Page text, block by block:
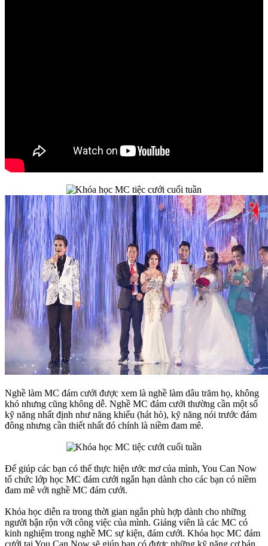
Nghề làm MC đám cưới được xem là nghề làm dâu trăm họ, không
khó nhưng cũng không dễ. Nghề MC đám cưới thường cần một số
kỹ năng nhất định như năng khiếu (hát hò), kỹ năng nói trước đám
đông nhưng cần thiết nhất đó chính là niềm đam mê.
Để giúp các bạn có thể thực hiện ước mơ của mình, You Can Now
tổ chức lớp học MC đám cưới ngắn hạn dành cho các bạn có niềm
đam mê với nghề MC đám cưới.
Khóa học diễn ra trong thời gian ngắn phù hợp dành cho những
người bận rộn với công việc của mình. Giảng viên là các MC có
kinh nghiệm trong nghề MC sự kiện, đám cưới. Khóa học MC đám
cưới tại You Can Now sẽ giúp bạn có được những kỹ năng cơ bản